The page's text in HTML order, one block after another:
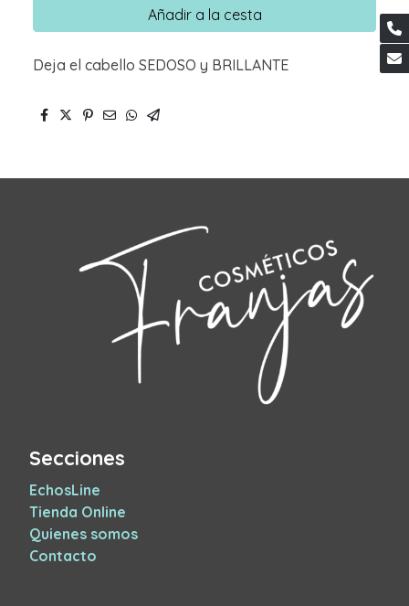
Añadir a la cesta
Deja el cabello SEDOSO y BRILLANTE
Secciones
EchosLine
Tienda Online
Quienes somos
Contacto